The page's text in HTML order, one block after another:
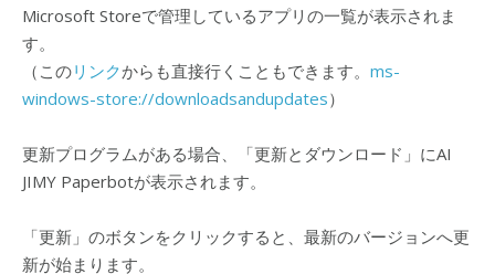
Microsoft Storeで管理しているアプリの一覧が表示されま
す。
（このリンクからも直接行くこともできます。 ms-
windows-store://downloadsandupdates）
更新プログラムがある場合、「更新とダウンロード」にAI
JIMY Paperbotが表示されます。
「更新」のボタンをクリックすると、最新のバージョンへ更
新が始まります。